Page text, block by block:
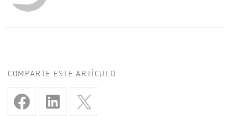
COMPARTE ESTE ARTÍCULO